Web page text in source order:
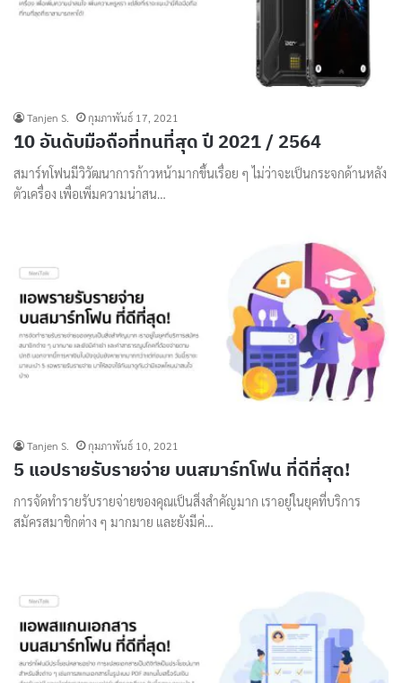
Tanjen S. กุมภาพันธ์ 17, 2021
10 อันดับมือถือที่ทนที่สุด ปี 2021 / 2564
สมาร์ทโฟนมีวิวัฒนาการก้าวหน้ามากขึ้นเรื่อย ๆ ไม่ว่าจะเป็นกระจกด้านหลัง
ตัวเครื่อง เพื่อเพิ่มความน่าสน…
Tanjen S. กุมภาพันธ์ 10, 2021
5 แอปรายรับรายจ่าย บนสมาร์ทโฟน ที่ดีที่สุด!
การจัดทำรายรับรายจ่ายของคุณเป็นสิ่งสำคัญมาก เราอยู่ในยุคที่บริการ
สมัครสมาชิกต่าง ๆ มากมาย และยังมีค่…